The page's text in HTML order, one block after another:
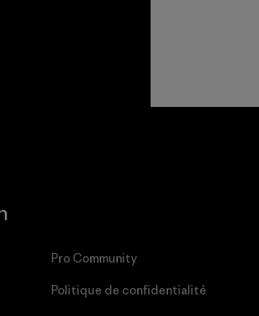
Pro Community
Politique de confidentialité